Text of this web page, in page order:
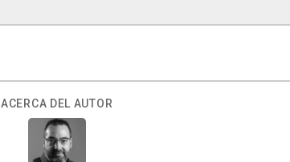
ACERCA DEL AUTOR